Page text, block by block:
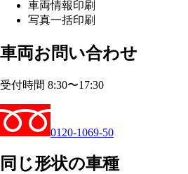
車両情報印刷
写真一括印刷
車両お問い合わせ
受付時間 8:30〜17:30
0120-1069-50
同じ形状の車種